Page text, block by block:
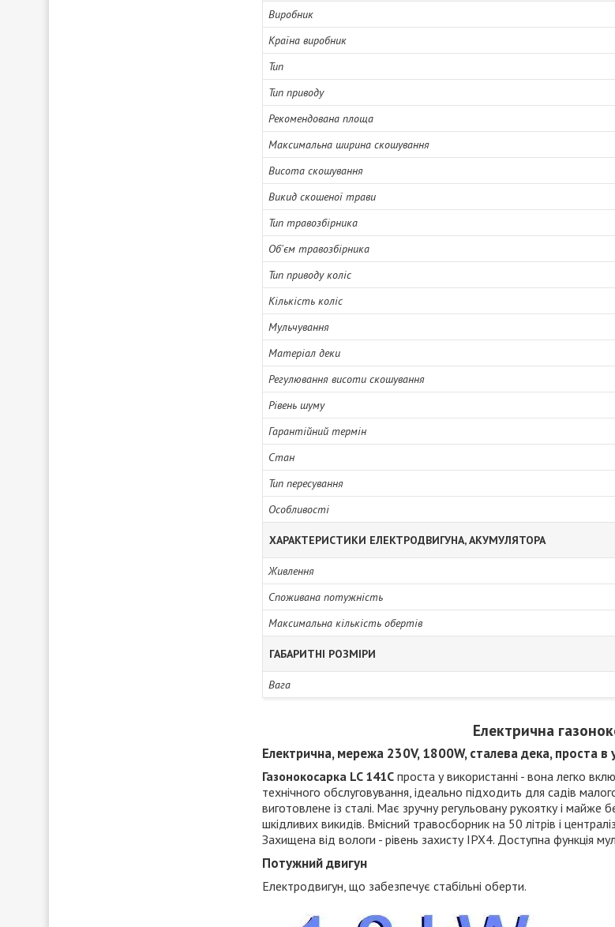
Виробник
Країна виробник
Тип
Тип приводу
Рекомендована площа
Максимальна ширина скошування
Висота скошування
Викид скошеної трави
Тип травозбірника
Об'єм травозбірника
Тип приводу коліс
Кількість коліс
Мульчування
Матеріал деки
Регулювання висоти скошування
Рівень шуму
Гарантійний термін
Стан
Тип пересування
Особливості
ХАРАКТЕРИСТИКИ ЕЛЕКТРОДВИГУНА, АКУМУЛЯТОРА
Живлення
Споживана потужність
Максимальна кількість обертів
ГАБАРИТНІ РОЗМІРИ
Вага
Електрична
Електрична, мережа 230V, 1800W, сталева дека, проста в
Газонокосарка LC 141C проста у використанні - вона легко
технічного обслуговування, ідеально підходить для садів
виготовлене із сталі. Має зручну регульовану рукоятку і
шкідливих викидів. Вмісний травосборник на 50 літрів і
Захищена від вологи - рівень захисту IPX4. Доступна функція
Потужний двигун
Електродвигун, що забезпечує стабільні оберти.